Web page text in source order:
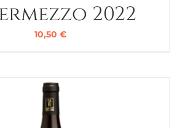
2022
10,50 €